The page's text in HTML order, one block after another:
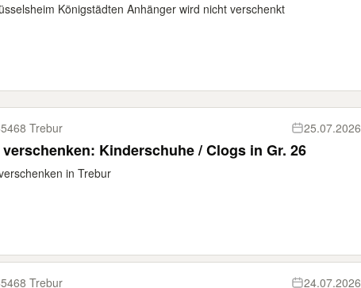
Königstädten Anhänger wird nicht verschenkt
Trebur 25.07.2026
Kinderschuhe / Clogs in Gr. 26
in Trebur
Trebur 24.07.2026